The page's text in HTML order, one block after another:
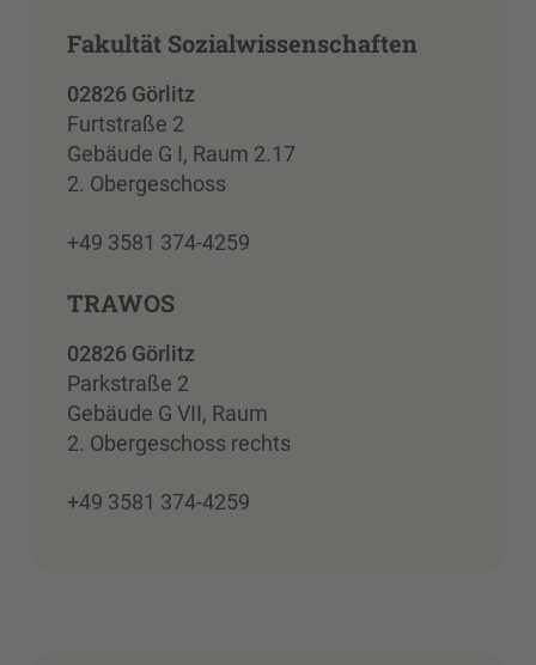
Fakultät Sozialwissenschaften
02826 Görlitz
Furtstraße 2
Gebäude G I, Raum 2.17
2. Obergeschoss
+49 3581 374-4259
TRAWOS
02826 Görlitz
Parkstraße 2
Gebäude G VII, Raum
2. Obergeschoss rechts
+49 3581 374-4259